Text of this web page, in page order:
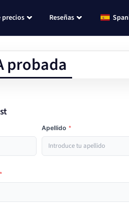
precios Reseñas
probada
Apellido *
*